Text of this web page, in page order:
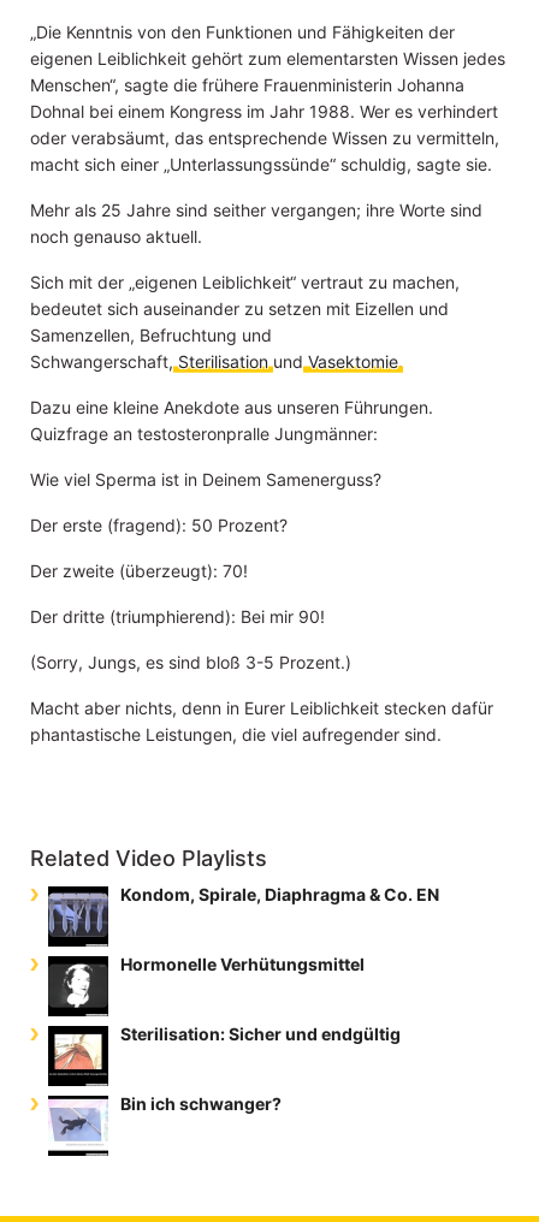
„Die Kenntnis von den Funktionen und Fähigkeiten der
eigenen Leiblichkeit gehört zum elementarsten Wissen jedes
Menschen“, sagte die frühere Frauenministerin Johanna
Dohnal bei einem Kongress im Jahr 1988. Wer es verhindert
oder verabsäumt, das entsprechende Wissen zu vermitteln,
macht sich einer „Unterlassungssünde“ schuldig, sagte sie.
Mehr als 25 Jahre sind seither vergangen; ihre Worte sind
noch genauso aktuell.
Sich mit der „eigenen Leiblichkeit“ vertraut zu machen,
bedeutet sich auseinander zu setzen mit Eizellen und
Samenzellen, Befruchtung und
Schwangerschaft,SterilisationundVasektomie.
Dazu eine kleine Anekdote aus unseren Führungen.
Quizfrage an testosteronpralle Jungmänner:
Wie viel Sperma ist in Deinem Samenerguss?
Der erste (fragend): 50 Prozent?
Der zweite (überzeugt): 70!
Der dritte (triumphierend): Bei mir 90!
(Sorry, Jungs, es sind bloß 3-5 Prozent.)
Macht aber nichts, denn in Eurer Leiblichkeit stecken dafür
phantastische Leistungen, die viel aufregender sind.
Related Video Playlists
Kondom, Spirale, Diaphragma & Co. EN
Hormonelle Verhütungsmittel
Sterilisation: Sicher und endgültig
Bin ich schwanger?